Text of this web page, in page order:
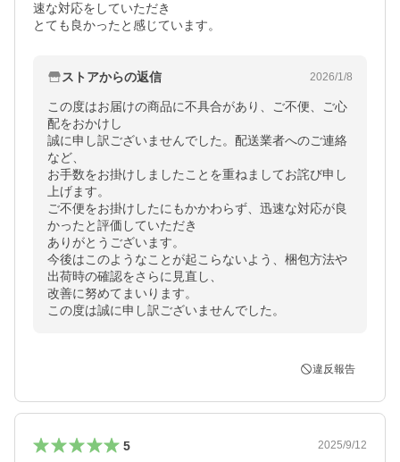
速な対応をしていただき
とても良かったと感じています。
ストアからの返信 2026/1/8
この度はお届けの商品に不具合があり、ご不便、ご心
配をおかけし
誠に申し訳ございませんでした。配送業者へのご連絡
など、
お手数をお掛けしましたことを重ねましてお詫び申し
上げます。
ご不便をお掛けしたにもかかわらず、迅速な対応が良
かったと評価していただき
ありがとうございます。
今後はこのようなことが起こらないよう、梱包方法や
出荷時の確認をさらに見直し、
改善に努めてまいります。
この度は誠に申し訳ございませんでした。
違反報告
5
2025/9/12